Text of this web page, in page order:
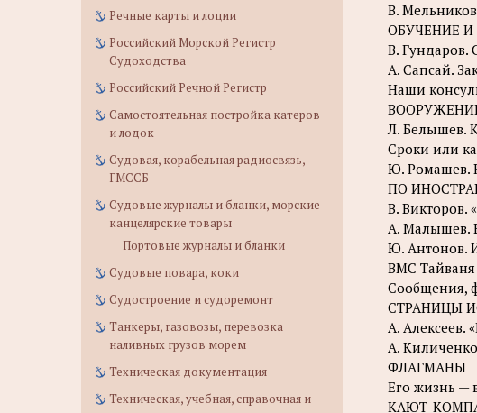
Речные карты и лоции
Российский Морской Регистр
Судоходства
Российский Речной Регистр
Самостоятельная постройка катеров
и лодок
Судовая, корабельная радиосвязь,
ГМССБ
Судовые журналы и бланки, морские
канцелярские товары
Портовые журналы и бланки
Судовые повара, коки
Судостроение и судоремонт
Танкеры, газовозы, перевозка
наливных грузов морем
Техническая документация
Техническая, учебная, справочная и
В.
ОБУЧЕНИЕ
В. Гундаров.
A. Сапсай.
Наши
Л. Белышев.
Сроки или
Ю. Ромашев.
ПО
B.
А. Малышев.
Ю. Антонов.
ВМС Тайваня
Сообщения,
СТРАНИЦЫ
А. Алексеев.
А.
ФЛАГМАНЫ
Его жизнь —
КАЮТ-